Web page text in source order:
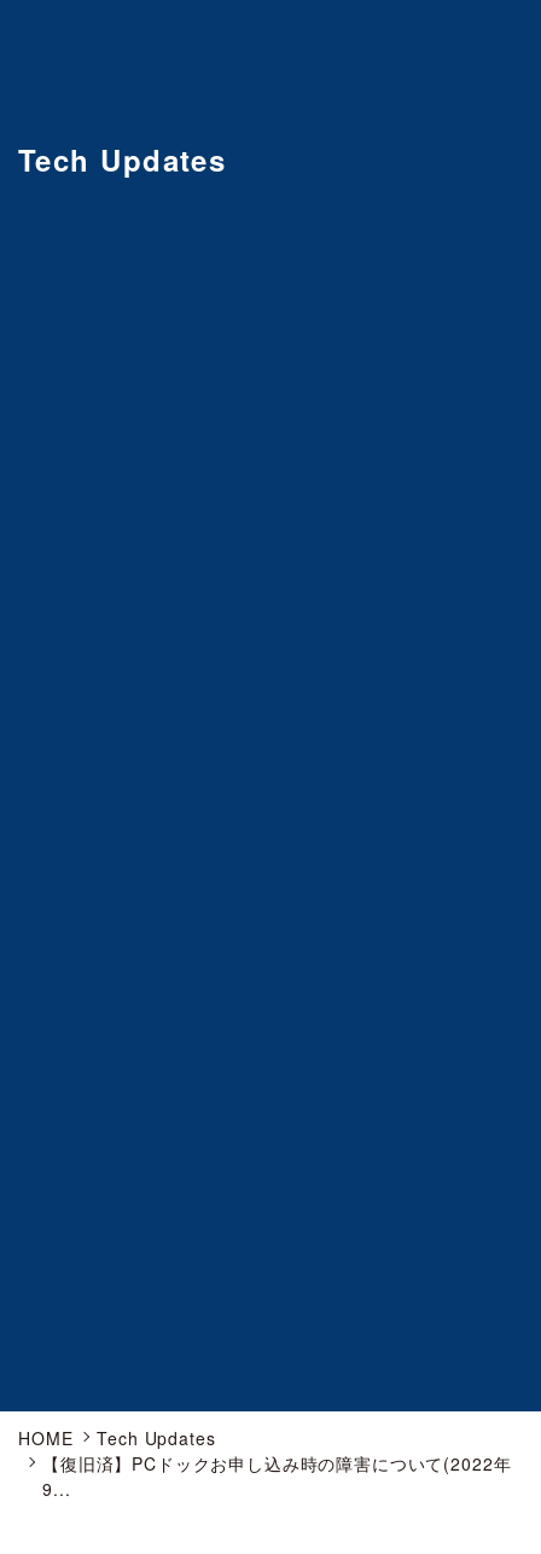
Tech Updates
HOME
Tech Updates
【復旧済】PCドックお申し込み時の障害について(2022年
9...